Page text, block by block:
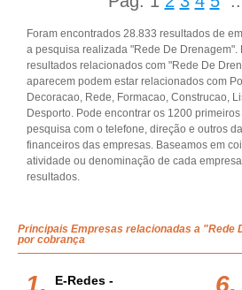
Foram encontrados 28.833 resultados de
a pesquisa realizada "Rede De Drenagem".
resultados relacionados com "Rede De
aparecem podem estar relacionados com
Decoracao, Rede, Formacao, Construcao,
Desporto. Pode encontrar os 1200
pesquisa com o telefone, direção e outros
financeiros das empresas. Baseamos em
atividade ou denominação de cada
resultados.
Principais Empresas relacionadas a "Rede
por cobrança
E-Redes -